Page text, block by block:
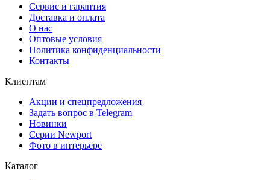
Сервис и гарантия
Доставка и оплата
О нас
Оптовые условия
Политика конфиденциальности
Контакты
Клиентам
Акции и спецпредложения
Задать вопрос в Telegram
Новинки
Серии Newport
Фото в интерьере
Каталог